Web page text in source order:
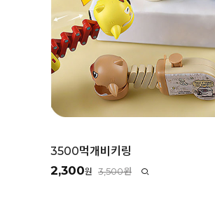
3500먹개비키링
2,300원 3,500원